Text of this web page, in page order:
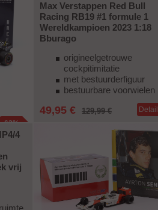
-62%
Max Verstappen Red Bull
Racing RB19 #1 formule 1
Wereldkampioen 2023 1:18
Bburago
origineelgetrouwe
cockpitimitatie
met bestuurderfiguur
bestuurbare voorwielen
49,95 € 129,99 €
4
vrij